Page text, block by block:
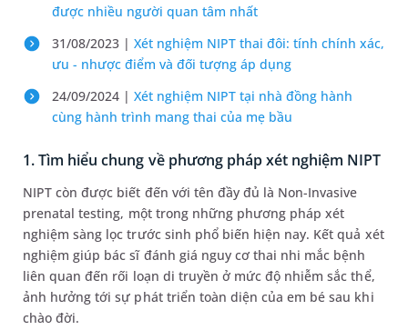
được nhiều người quan tâm nhất
31/08/2023 | Xét nghiệm NIPT thai đôi: tính chính xác,
ưu - nhược điểm và đối tượng áp dụng
24/09/2024 | Xét nghiệm NIPT tại nhà đồng hành
cùng hành trình mang thai của mẹ bầu
1. Tìm hiểu chung về phương pháp xét nghiệm NIPT
NIPT còn được biết đến với tên đầy đủ là Non-Invasive
prenatal testing, một trong những phương pháp xét
nghiệm sàng lọc trước sinh phổ biến hiện nay. Kết quả xét
nghiệm giúp bác sĩ đánh giá nguy cơ thai nhi mắc bệnh
liên quan đến rối loạn di truyền ở mức độ nhiễm sắc thể,
ảnh hưởng tới sự phát triển toàn diện của em bé sau khi
chào đời.